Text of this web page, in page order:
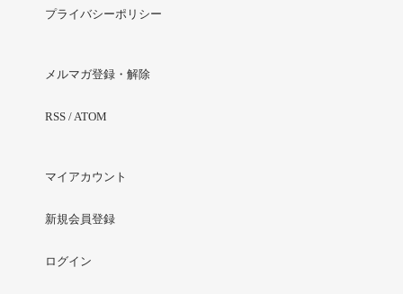
プライバシーポリシー
メルマガ登録・解除
RSS /ATOM
マイアカウント
新規会員登録
ログイン